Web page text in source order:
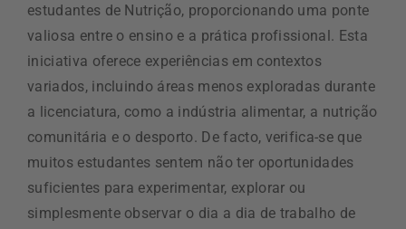
estudantes de Nutrição, proporcionando uma ponte
valiosa entre o ensino e a prática profissional. Esta
iniciativa oferece experiências em contextos
variados, incluindo áreas menos exploradas durante
a licenciatura, como a indústria alimentar, a nutrição
comunitária e o desporto. De facto, verifica-se que
muitos estudantes sentem não ter oportunidades
suficientes para experimentar, explorar ou
simplesmente observar o dia a dia de trabalho de